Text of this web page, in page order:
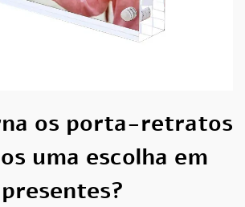
os porta-retratos
uma escolha em